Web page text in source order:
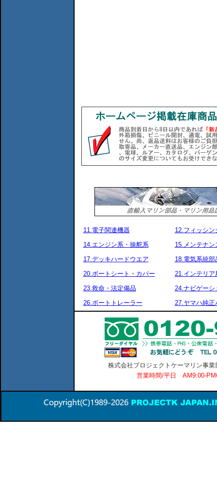
11.電子関連機器
12.フィッシン
14.エンジン系・操舵系
15.メンテナン
17.デッキハードウエア
18.電気系統部
20.ボートシート・カバー
21.インテリア
23.救命・法定備品
24.ナビゲーシ
26.ボートトレーラー
27.ヤマハ純正
株式会社プロジェクトケーマリン事
営業時間/平日 AM9:00-